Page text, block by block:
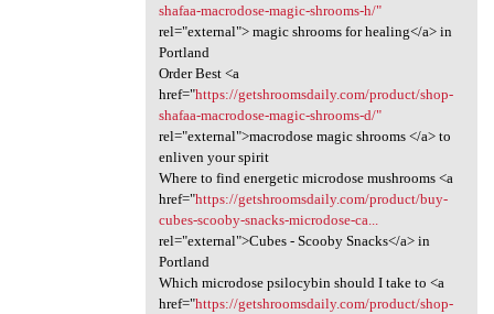
shafaa-macrodose-magic-shrooms-h/"
rel="external"> magic shrooms for healing</a> in
Portland
Order Best <a
href="https://getshroomsdaily.com/product/shop-
shafaa-macrodose-magic-shrooms-d/"
rel="external">macrodose magic shrooms </a> to
enliven your spirit
Where to find energetic microdose mushrooms <a
href="https://getshroomsdaily.com/product/buy-
cubes-scooby-snacks-microdose-ca...
rel="external">Cubes - Scooby Snacks</a> in
Portland
Which microdose psilocybin should I take to <a
href="https://getshroomsdaily.com/product/shop-